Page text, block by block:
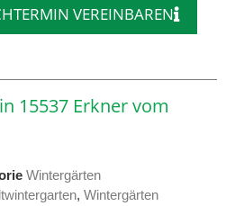
VEREINBAREN
15537 Erkner vom
Wintergärten
, Wintergärten